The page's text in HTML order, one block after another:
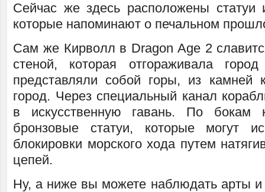
Сейчас же здесь расположены статуи
которые напоминают о печальном
Сам же Кирволл в Dragon Age 2
стеной, которая отгораживала
представляли собой горы, из камней
город. Через специальный канал
в искусственную гавань. По бокам
бронзовые статуи, которые могут
блокировки морского хода путем
цепей.
Ну, а ниже вы можете наблюдать арты